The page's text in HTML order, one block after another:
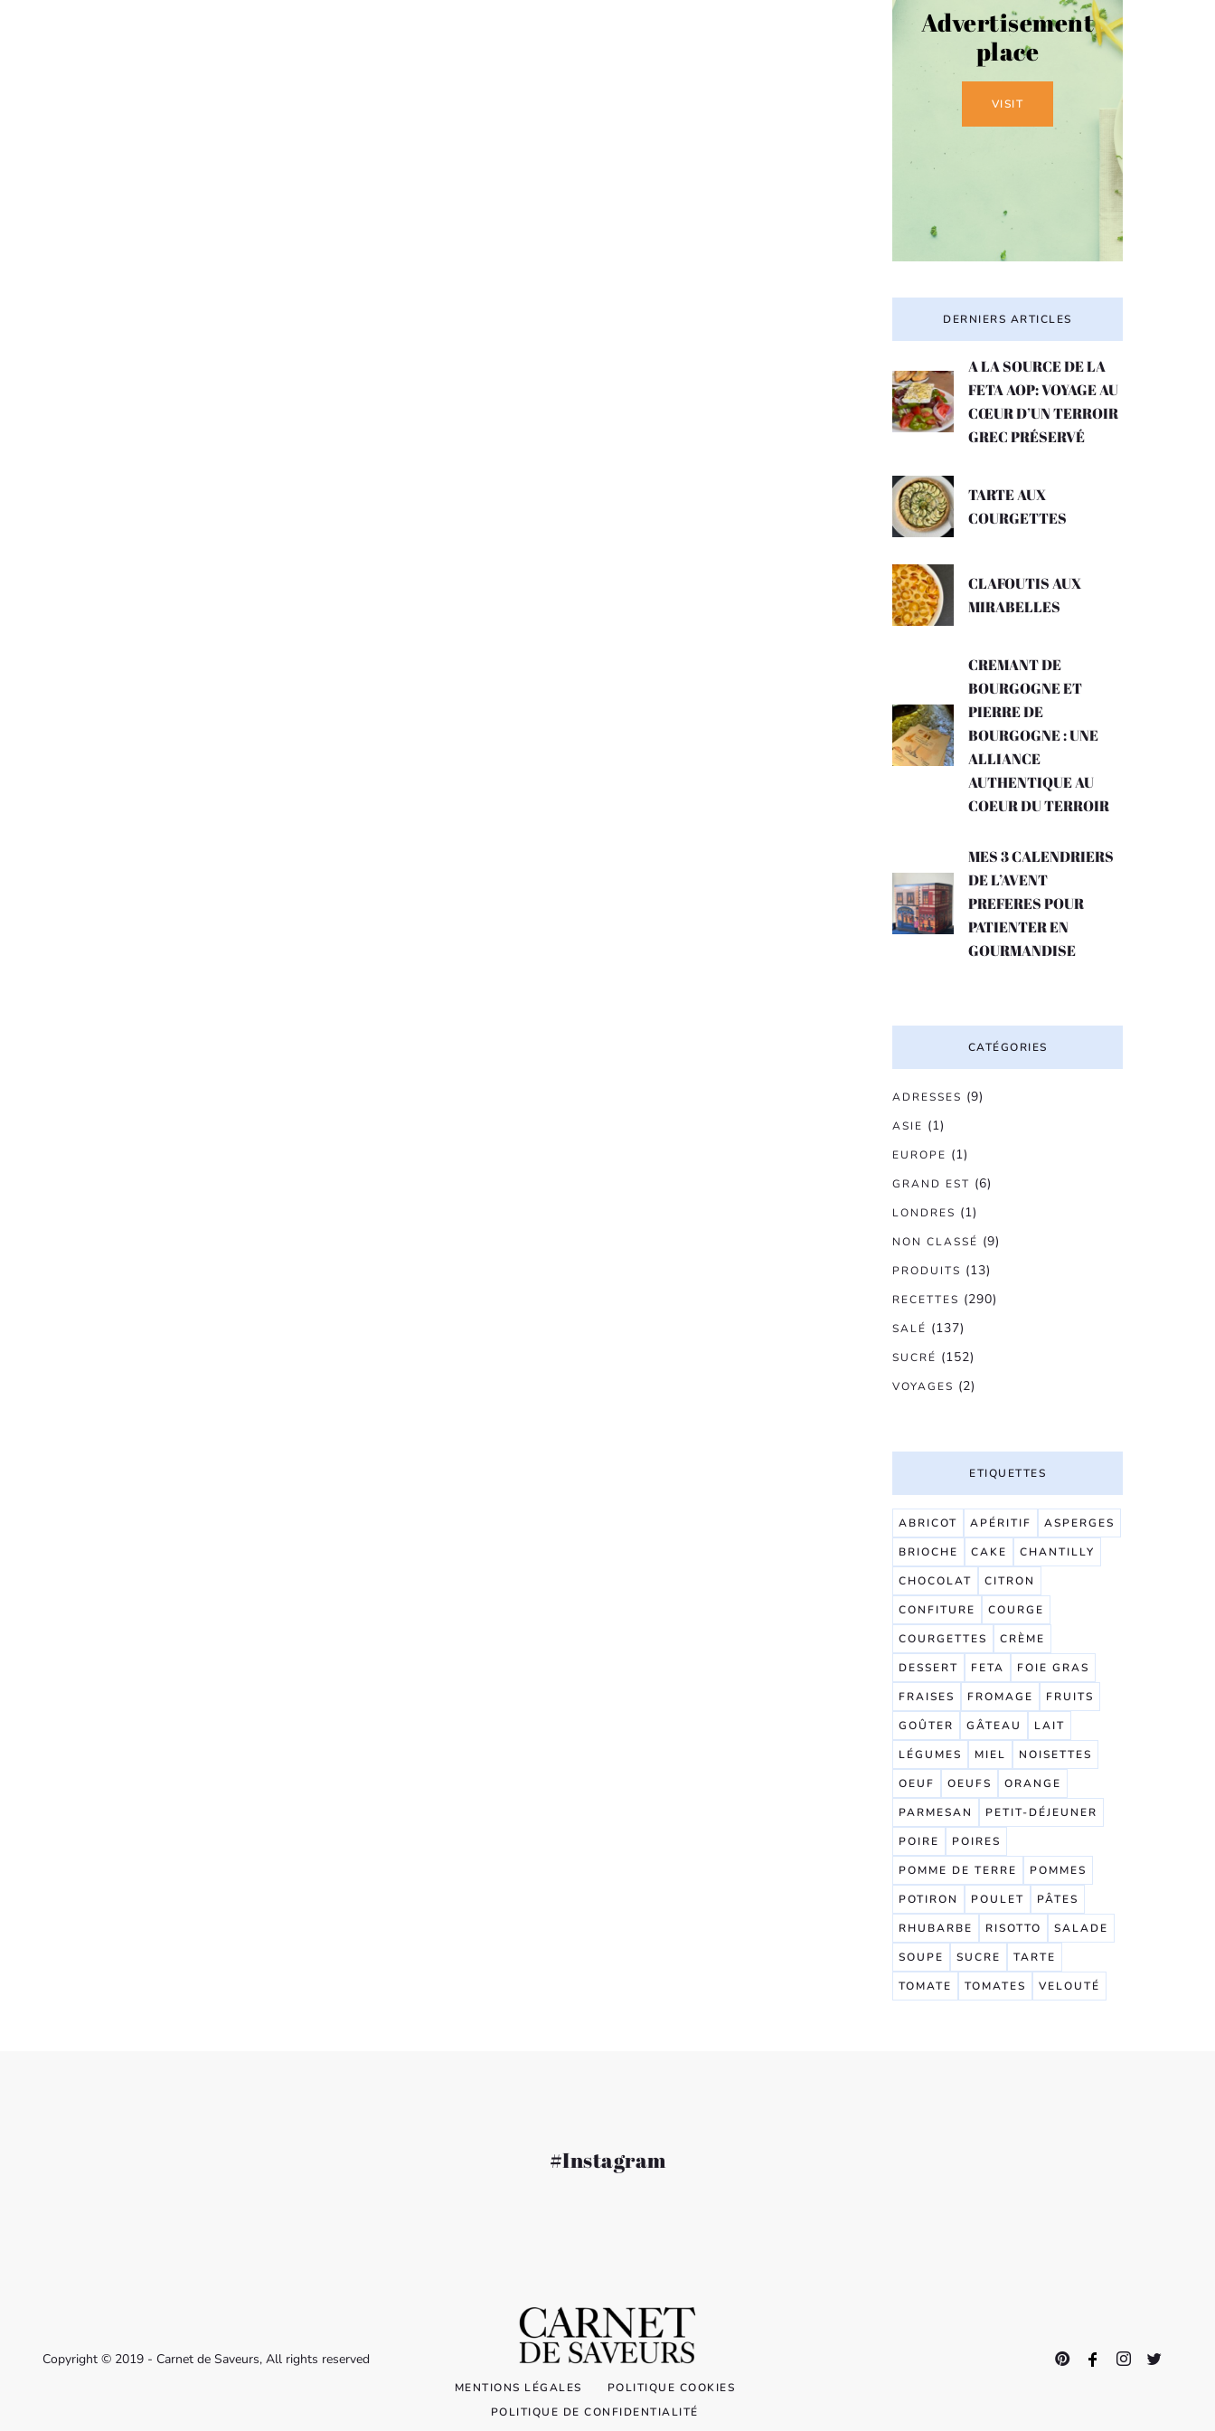
Advertisement
place
VISIT
DERNIERS ARTICLES
A LA SOURCE DE LA
FETA AOP: VOYAGE AU
CŒUR D’UN TERROIR
GREC PRÉSERVÉ
TARTE AUX
COURGETTES
CLAFOUTIS AUX
MIRABELLES
CREMANT DE
BOURGOGNE ET
PIERRE DE
BOURGOGNE : UNE
ALLIANCE
AUTHENTIQUE AU
COEUR DU TERROIR
MES 3 CALENDRIERS
DE L’AVENT
PREFERES POUR
PATIENTER EN
GOURMANDISE
CATÉGORIES
ADRESSES (9)
ASIE (1)
EUROPE (1)
GRAND EST (6)
LONDRES (1)
NON CLASSÉ (9)
PRODUITS (13)
RECETTES (290)
SALÉ (137)
SUCRÉ (152)
VOYAGES (2)
ETIQUETTES
ABRICOT APÉRITIF
ASPERGES
BRIOCHE
CAKE
CHANTILLY
CHOCOLAT
CITRON
CONFITURE
COURGE
COURGETTES
CRÈME
DESSERT
FETA
FOIE GRAS
FRAISES
FROMAGE
FRUITS
GOÛTER
GÂTEAU
LAIT
LÉGUMES
MIEL
NOISETTES
OEUF
OEUFS
ORANGE
PARMESAN
PETIT-DÉJEUNER
POIRE
POIRES
POMME DE TERRE
POMMES
POTIRON
POULET
PÂTES
RHUBARBE
RISOTTO
SALADE
SOUPE
SUCRE
TARTE
TOMATE
TOMATES VELOUTÉ
#Instagram
Copyright © 2019 - Carnet de Saveurs, All rights reserved
MENTIONS LÉGALES
POLITIQUE COOKIES
POLITIQUE DE CONFIDENTIALITÉ